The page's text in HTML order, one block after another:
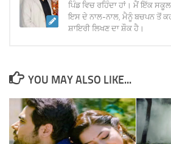
ਪਿੰਡ ਵਿਚ ਰਹਿੰਦਾ ਹਾਂ। ਮੈਂ ਇੱਕ ਸਕੂਲ
ਇਸ ਦੇ ਨਾਲ-ਨਾਲ, ਮੈਨੂੰ ਬਚਪਨ ਤੋਂ
ਸ਼ਾਇਰੀ ਲਿਖਣ ਦਾ ਸ਼ੌਕ ਹੈ।
YOU MAY ALSO LIKE...